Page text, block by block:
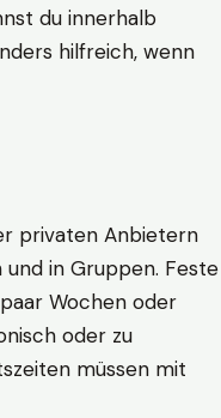
du innerhalb
hilfreich, wenn
privaten Anbietern
in Gruppen. Feste
Wochen oder
oder zu
müssen mit